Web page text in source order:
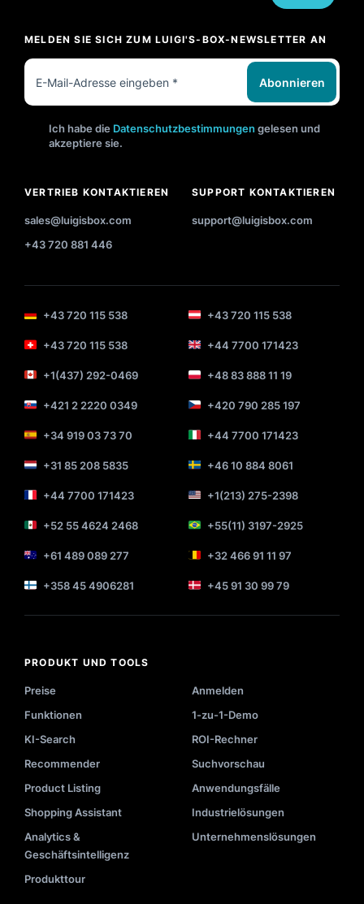
MELDEN SIE SICH ZUM LUIGI'S-BOX-NEWSLETTER AN
Abonnieren
Ich habe die Datenschutzbestimmungen gelesen und
akzeptiere sie.
VERTRIEB KONTAKTIEREN
sales@luigisbox.com
+43 720 881 446
SUPPORT KONTAKTIEREN
support@luigisbox.com
+43 720 115 538 +43 720 115 538
+43 720 115 538 +44 7700 171423
+1(437) 292-0469 +48 83 888 11 19
+421 2 2220 0349 +420 790 285 197
+34 919 03 73 70 +44 7700 171423
+31 85 208 5835 +46 10 884 8061
+44 7700 171423 +1(213) 275-2398
+52 55 4624 2468 +55(11) 3197-2925
+61 489 089 277 +32 466 91 11 97
+358 45 4906281 +45 91 30 99 79
PRODUKT UND TOOLS
Preise
Anmelden
Funktionen
1-zu-1-Demo
KI-Search
ROI-Rechner
Recommender
Suchvorschau
Product Listing
Anwendungsfälle
Shopping Assistant
Industrielösungen
Analytics &
Geschäftsintelligenz
Unternehmenslösungen
Produkttour